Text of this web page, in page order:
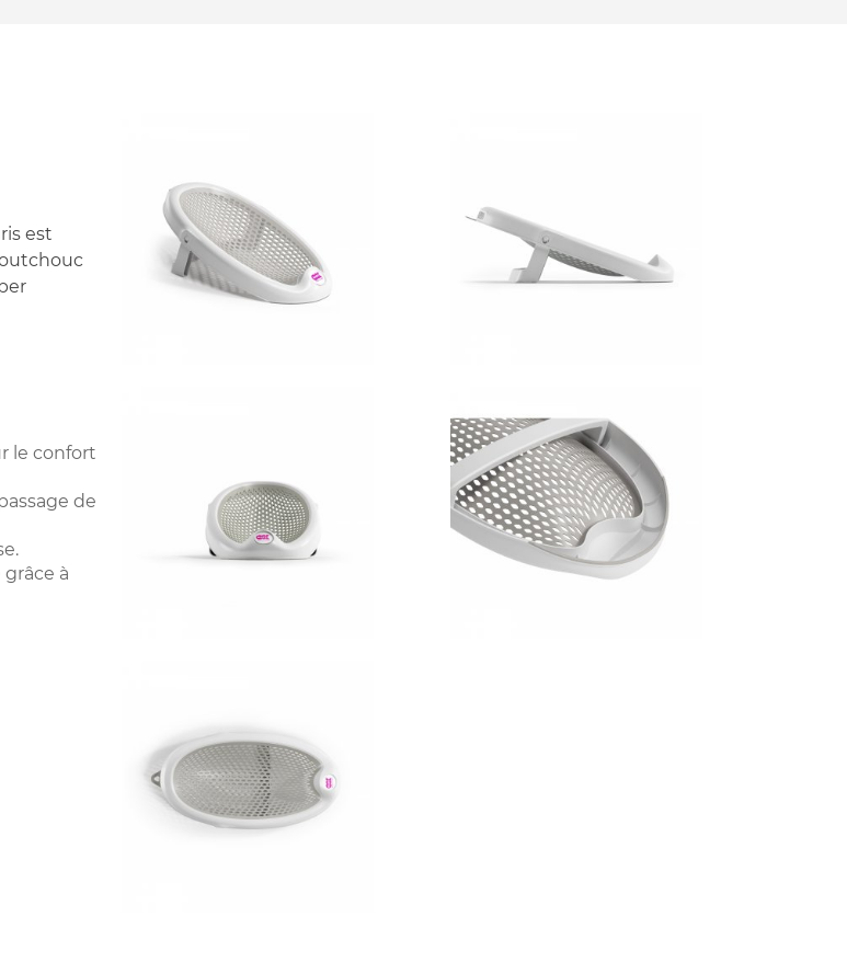
est
le confort
de
à